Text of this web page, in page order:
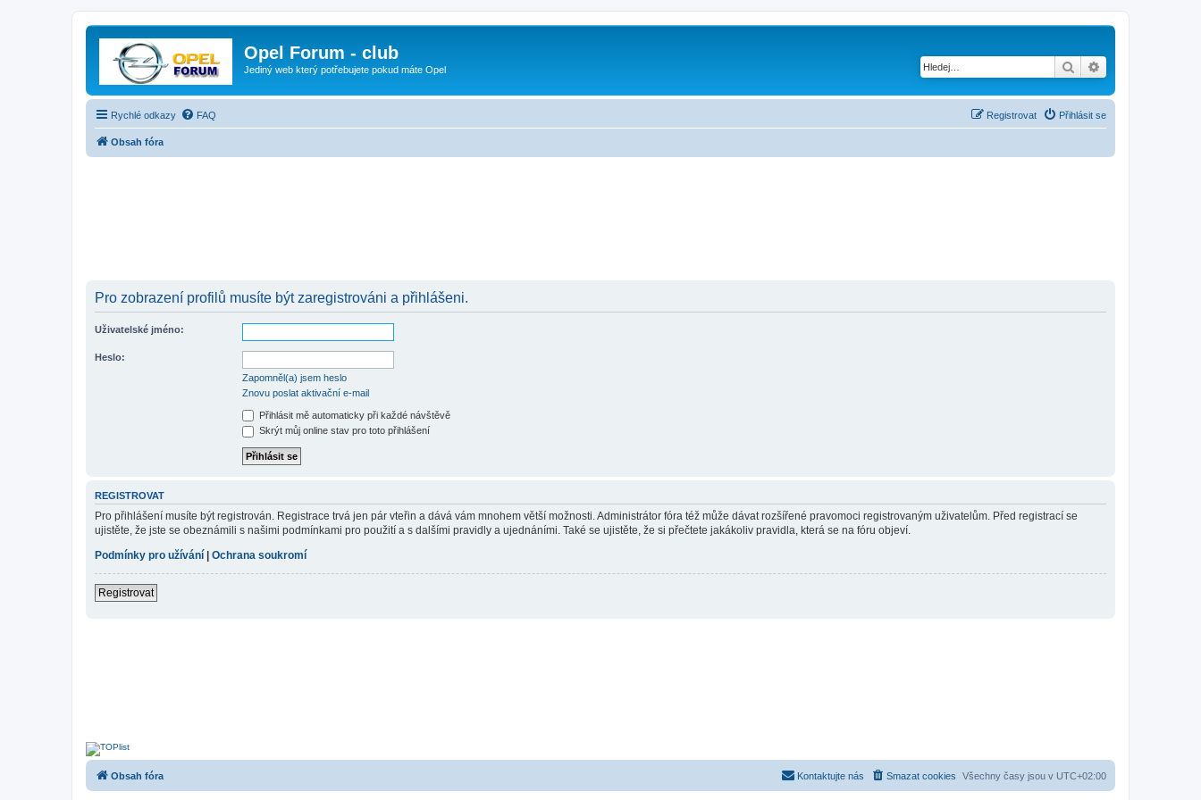
Opel Forum - club
Jediný web který potřebujete pokud máte Opel Hledat
Rychlé odkazy FAQ Přihlásit se
Registrovat
Obsah fóra
Pro zobrazení profilů musíte být zaregistrováni a přihlášeni.
Uživatelské jméno:
Heslo:
Zapomněl(a) jsem heslo
Znovu poslat aktivační e-mail
Přihlásit mě automaticky při každé návštěvě
Skrýt můj online stav pro toto přihlášení
REGISTROVAT
Pro přihlášení musíte být registrován. Registrace trvá jen pár vteřin a dává vám mnohem větší možnosti. Administrátor fóra též může dávat rozšířené pravomoci registrovaným uživatelům. Před registrací se
ujistěte, že jste se obeznámili s našimi podmínkami pro použití a s dalšími pravidly a ujednáními. Také se ujistěte, že si přečtete jakákoliv pravidla, která se na fóru objeví.
Podmínky pro užívání
Ochrana soukromí
Registrovat
Obsah fóra Všechny časy jsou v UTC+02:00
Smazat cookies
Kontaktujte nás